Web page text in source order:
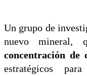
Un grupo de
nuevo mineral,
concentración de
estratégicos